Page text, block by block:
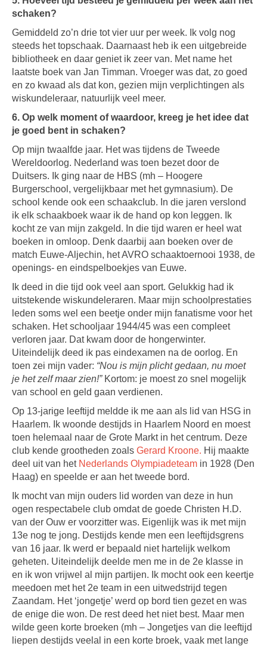
schaken?
Gemiddeld zo’n drie tot vier uur per week. Ik volg nog
steeds het topschaak. Daarnaast heb ik een uitgebreide
bibliotheek en daar geniet ik zeer van. Met name het
laatste boek van Jan Timman. Vroeger was dat, zo goed
en zo kwaad als dat kon, gezien mijn verplichtingen als
wiskundeleraar, natuurlijk veel meer.
6. Op welk moment of waardoor, kreeg je het idee dat
je goed bent in schaken?
Op mijn twaalfde jaar. Het was tijdens de Tweede
Wereldoorlog. Nederland was toen bezet door de
Duitsers. Ik ging naar de HBS (mh – Hoogere
Burgerschool, vergelijkbaar met het gymnasium). De
school kende ook een schaakclub. In die jaren verslond
ik elk schaakboek waar ik de hand op kon leggen. Ik
kocht ze van mijn zakgeld. In die tijd waren er heel wat
boeken in omloop. Denk daarbij aan boeken over de
match Euwe-Aljechin, het AVRO schaaktoernooi 1938, de
openings- en eindspelboekjes van Euwe.
Ik deed in die tijd ook veel aan sport. Gelukkig had ik
uitstekende wiskundeleraren. Maar mijn schoolprestaties
leden soms wel een beetje onder mijn fanatisme voor het
schaken. Het schooljaar 1944/45 was een compleet
verloren jaar. Dat kwam door de hongerwinter.
Uiteindelijk deed ik pas eindexamen na de oorlog. En
toen zei mijn vader: “Nou is mijn plicht gedaan, nu moet
je het zelf maar zien!”Kortom: je moest zo snel mogelijk
van school en geld gaan verdienen.
Op 13-jarige leeftijd meldde ik me aan als lid van HSG in
Haarlem. Ik woonde destijds in Haarlem Noord en moest
toen helemaal naar de Grote Markt in het centrum. Deze
club kende grootheden zoals Gerard Kroone. Hij maakte
deel uit van het Nederlands Olympiadeteam in 1928 (Den
Haag) en speelde er aan het tweede bord.
Ik mocht van mijn ouders lid worden van deze in hun
ogen respectabele club omdat de goede Christen H.D.
van der Ouw er voorzitter was. Eigenlijk was ik met mijn
13e nog te jong. Destijds kende men een leeftijdsgrens
van 16 jaar. Ik werd er bepaald niet hartelijk welkom
geheten. Uiteindelijk deelde men me in de 2e klasse in
en ik won vrijwel al mijn partijen. Ik mocht ook een keertje
meedoen met het 2e team in een uitwedstrijd tegen
Zaandam. Het ‘jongetje’ werd op bord tien gezet en was
de enige die won. De rest deed het niet best. Maar men
wilde geen korte broeken (mh – Jongetjes van die leeftijd
liepen destijds veelal in een korte broek, vaak met lange